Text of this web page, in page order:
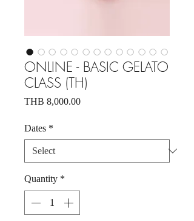
ONLINE - BASIC GELATO
CLASS (TH)
THB 8,000.00Price
Dates *
Quantity *